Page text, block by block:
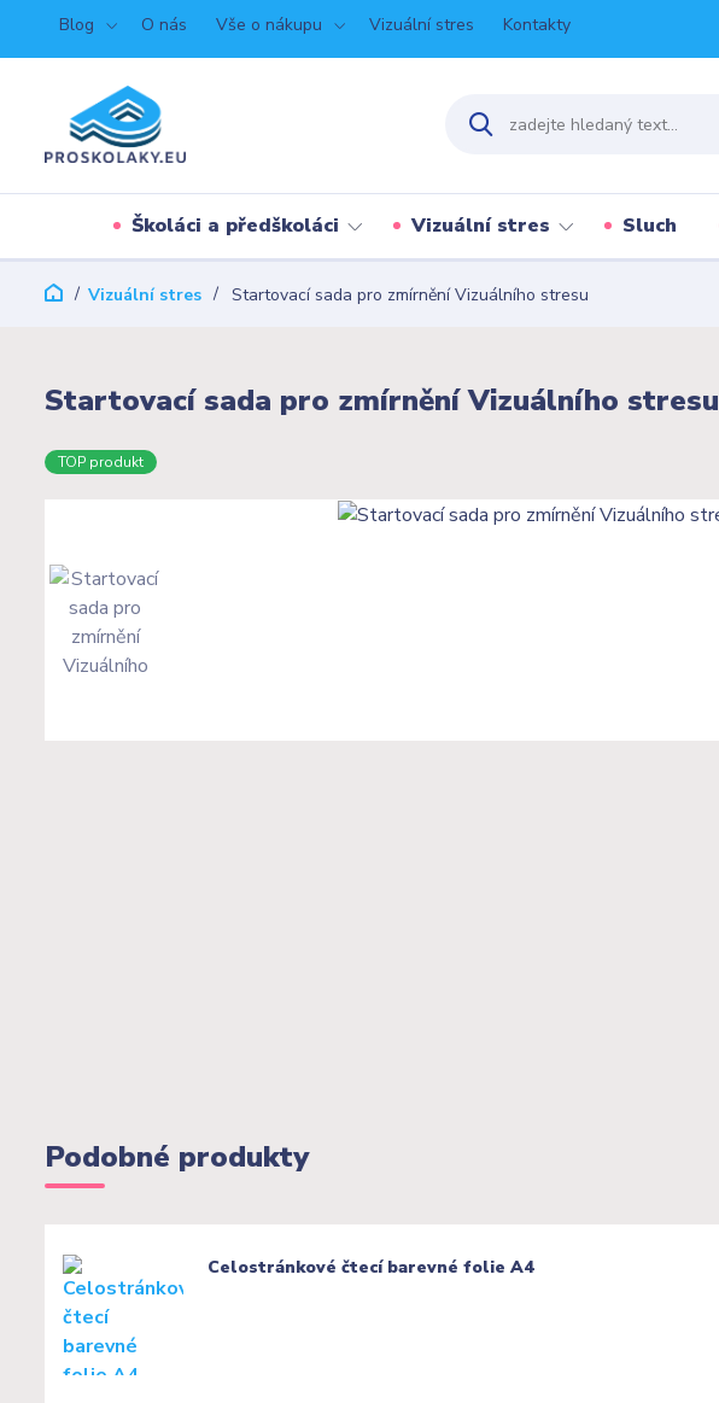
Blog O nás Vše o nákupu Vizuální stres Kontakty
Školáci a předškoláci Vizuální stres Sluch
Vizuální stres Startovací sada pro zmírnění Vizuálního stresu
Startovací sada pro zmírnění Vizuálního stresu
TOP produkt
Podobné produkty
Celostránkové čtecí barevné folie A4